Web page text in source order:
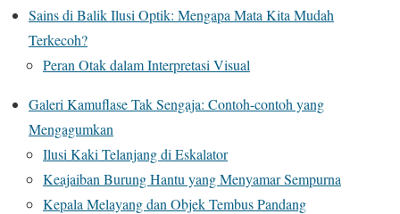
Sains di Balik Ilusi Optik: Mengapa Mata Kita Mudah
Terkecoh?
Peran Otak dalam Interpretasi Visual
Galeri Kamuflase Tak Sengaja: Contoh-contoh yang
Mengagumkan
Ilusi Kaki Telanjang di Eskalator
Keajaiban Burung Hantu yang Menyamar Sempurna
Kepala Melayang dan Objek Tembus Pandang